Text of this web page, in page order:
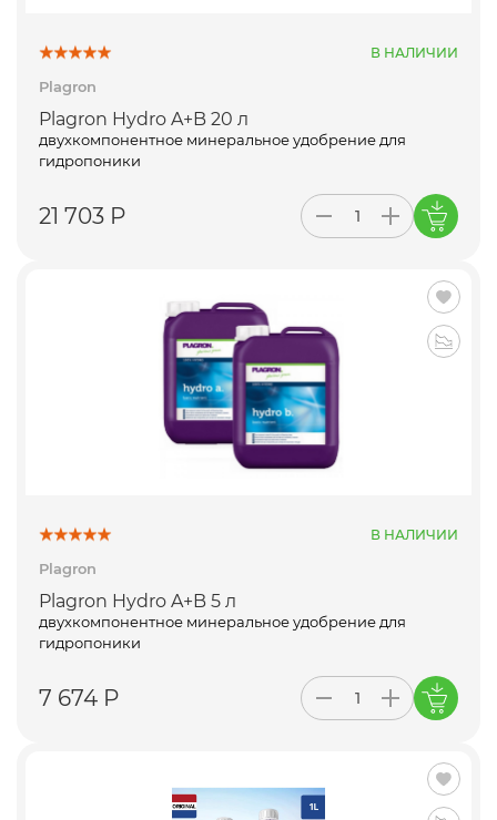
В НАЛИЧИИ
Plagron
Plagron Hydro A+B 20 л
двухкомпонентное минеральное удобрение для
гидропоники
21 703 Р
В НАЛИЧИИ
Plagron
Plagron Hydro A+B 5 л
двухкомпонентное минеральное удобрение для
гидропоники
7 674 Р